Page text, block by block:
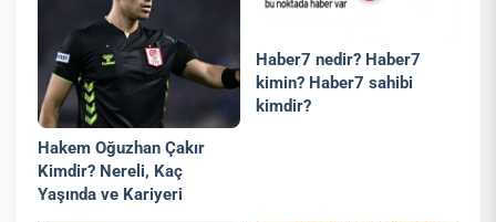
Hakem Oğuzhan Çakır
Kimdir? Nereli, Kaç
Yaşında ve Kariyeri
Haber7 nedir? Haber7
kimin? Haber7 sahibi
kimdir?